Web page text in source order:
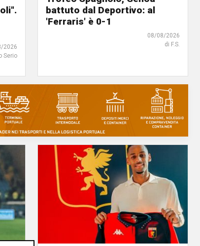
2026
Serio
battuto dal Deportivo: al
'Ferraris' è 0-1
08/08/2026
di F.S.